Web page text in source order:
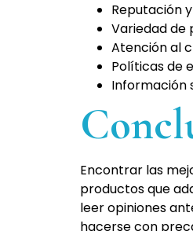
Reputación
Variedad de
Atención al
Políticas de
Información
Encontrar las
productos que
leer opiniones
hacerse con